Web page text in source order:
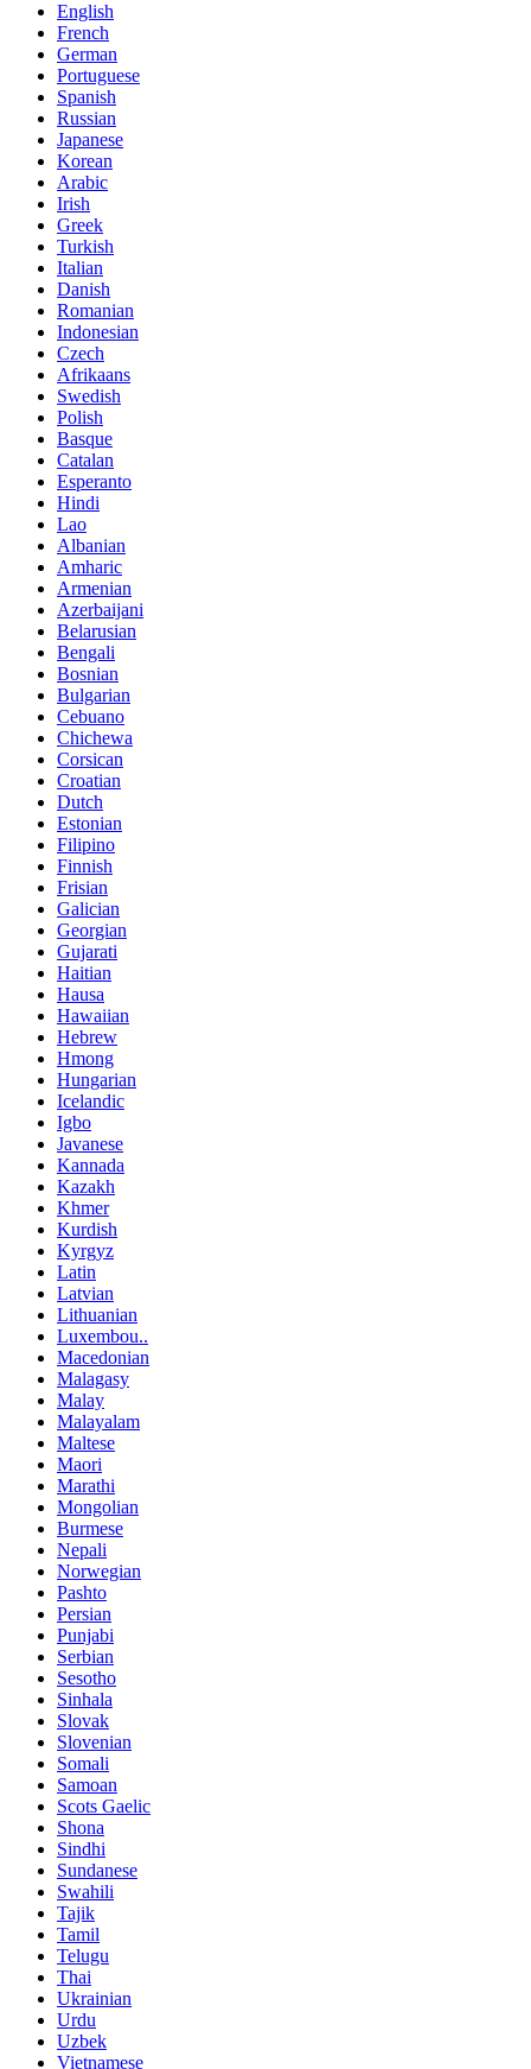
English
French
German
Portuguese
Spanish
Russian
Japanese
Korean
Arabic
Irish
Greek
Turkish
Italian
Danish
Romanian
Indonesian
Czech
Afrikaans
Swedish
Polish
Basque
Catalan
Esperanto
Hindi
Lao
Albanian
Amharic
Armenian
Azerbaijani
Belarusian
Bengali
Bosnian
Bulgarian
Cebuano
Chichewa
Corsican
Croatian
Dutch
Estonian
Filipino
Finnish
Frisian
Galician
Georgian
Gujarati
Haitian
Hausa
Hawaiian
Hebrew
Hmong
Hungarian
Icelandic
Igbo
Javanese
Kannada
Kazakh
Khmer
Kurdish
Kyrgyz
Latin
Latvian
Lithuanian
Luxembou..
Macedonian
Malagasy
Malay
Malayalam
Maltese
Maori
Marathi
Mongolian
Burmese
Nepali
Norwegian
Pashto
Persian
Punjabi
Serbian
Sesotho
Sinhala
Slovak
Slovenian
Somali
Samoan
Scots Gaelic
Shona
Sindhi
Sundanese
Swahili
Tajik
Tamil
Telugu
Thai
Ukrainian
Urdu
Uzbek
Vietnamese